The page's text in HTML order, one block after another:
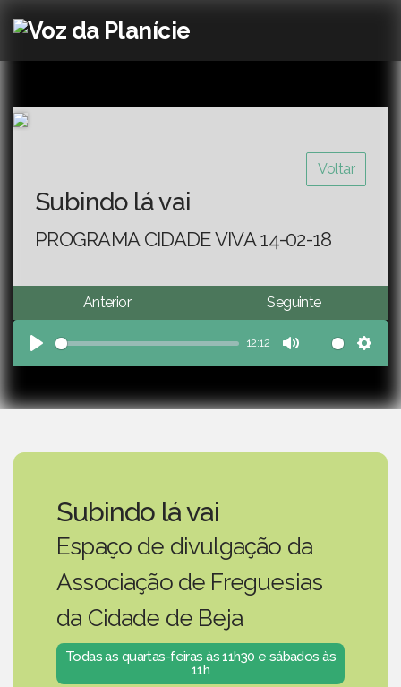
Voltar
Subindo lá vai
PROGRAMA CIDADE VIVA 14-02-18
Anterior Seguinte
Play
12:12
Mute
Subindo lá vai
Espaço de divulgação da
Associação de Freguesias
da Cidade de Beja
Todas as quartas-feiras às 11h30 e sábados às
11h